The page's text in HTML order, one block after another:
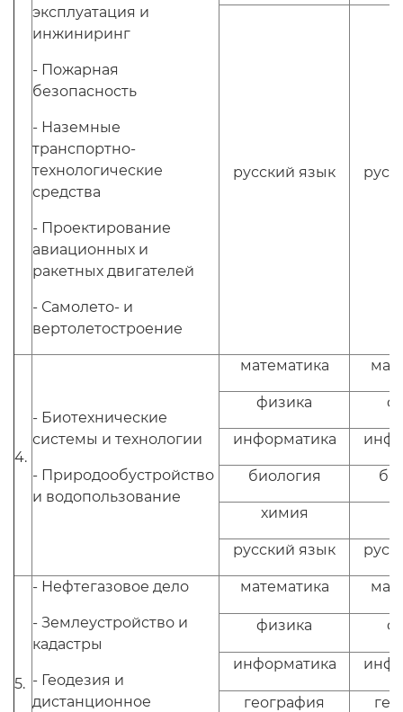
эксплуатация и
инжиниринг
- Пожарная
безопасность
- Наземные
транспортно-
технологические
средства
- Проектирование
авиационных и
ракетных двигателей
- Самолето- и
вертолетостроение
русский язык
4.
- Биотехнические
системы и технологии
- Природообустройство
и водопользование
математика
физика
информатика
биология
химия
русский язык
5.
- Нефтегазовое дело
- Землеустройство и
кадастры
- Геодезия и
дистанционное
математика
физика
информатика
география